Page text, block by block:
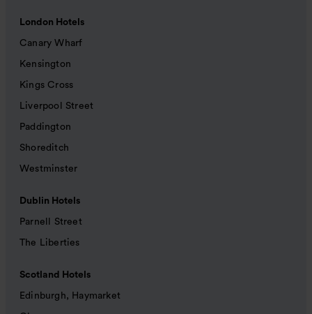
London Hotels
Canary Wharf
Kensington
Kings Cross
Liverpool Street
Paddington
Shoreditch
Westminster
Dublin Hotels
Parnell Street
The Liberties
Scotland Hotels
Edinburgh, Haymarket